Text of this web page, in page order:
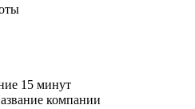
15 минут
компании